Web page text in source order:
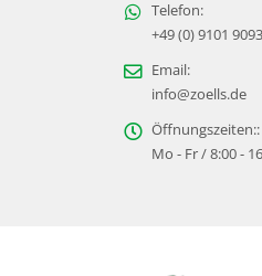
Telefon:
+49 (0) 9101
Email:
info@zoells.de
Öffnungszeiten::
Mo - Fr / 8:00 -